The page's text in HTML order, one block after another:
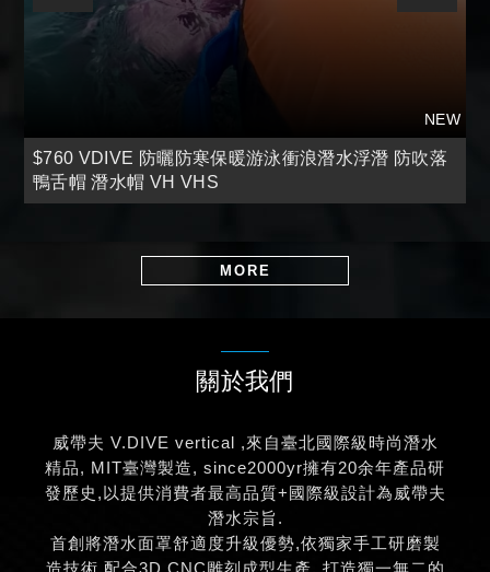
$760 VDIVE 防曬防寒保暖游泳衝浪潛水浮潛 防吹落
鴨舌帽 潛水帽 VH VHS
MORE
關於我們
威帶夫 V.DIVE vertical ,來自臺北國際級時尚潛水
精品, MIT臺灣製造, since2000yr擁有20余年產品研
發歷史,以提供消費者最高品質+國際級設計為威帶夫
潛水宗旨.
首創將潛水面罩舒適度升級優勢,依獨家手工研磨製
造技術,配合3D CNC雕刻成型生產, 打造獨一無二的